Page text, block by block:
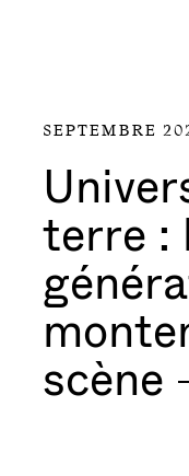
SEPTEMBRE
terre :
scène